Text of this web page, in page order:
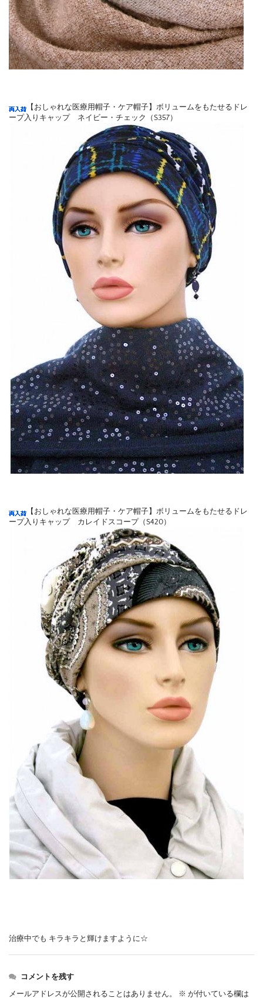
【おしゃれな医療用帽子・ケア帽子】ボリュームをもたせるドレ
ープ入りキャップ ネイビー・チェック（S357）
【おしゃれな医療用帽子・ケア帽子】ボリュームをもたせるドレ
ープ入りキャップ カレイドスコープ（S420）
治療中でも キラキラと輝けますように☆
コメントを残す
メールアドレスが公開されることはありません。 ※ が付いている欄は